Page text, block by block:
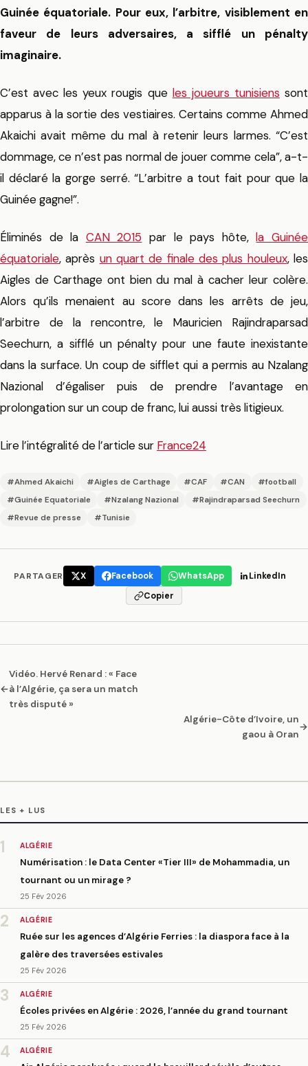
Guinée équatoriale. Pour eux, l’arbitre, visiblement en
faveur de leurs adversaires, a sifflé un pénalty
imaginaire.
C’est avec les yeux rougis que les joueurs tunisiens sont
apparus à la sortie des vestiaires. Certains comme Ahmed
Akaichi avait même du mal à retenir leurs larmes. “C’est
dommage, ce n’est pas normal de jouer comme cela”, a-t-
il déclaré la gorge serré. “L’arbitre a tout fait pour que la
Guinée gagne!”.
Éliminés de la CAN 2015 par le pays hôte,la Guinée
équatoriale, après un quart de finale des plus houleux, les
Aigles de Carthage ont bien du mal à cacher leur colère.
Alors qu’ils menaient au score dans les arrêts de jeu,
l’arbitre de la rencontre, le Mauricien Rajindraparsad
Seechurn, a sifflé un pénalty pour une faute inexistante
dans la surface. Un coup de sifflet qui a permis au Nzalang
Nazional d’égaliser puis de prendre l’avantage en
prolongation sur un coup de franc, lui aussi très litigieux.
Lire l’intégralité de l’article sur France24
#Ahmed Akaichi #Aigles de Carthage #CAF #CAN
#football
#Guinée Equatoriale
#Nzalang Nazional
#Rajindraparsad Seechurn
#Revue de presse
#Tunisie
PARTAGER X Facebook WhatsApp
LinkedIn
Copier
←
Vidéo. Hervé Renard : « Face
à l’Algérie, ça sera un match
très disputé »
Algérie-Côte d’Ivoire, un
gaou à Oran
→
LES + LUS
1 ALGÉRIE
Numérisation : le Data Center «Tier III» de Mohammadia, un
tournant ou un mirage ?
25 Fév 2026
2 ALGÉRIE
Ruée sur les agences d’Algérie Ferries : la diaspora face à la
galère des traversées estivales
25 Fév 2026
3 ALGÉRIE
Écoles privées en Algérie : 2026, l’année du grand tournant
25 Fév 2026
4 ALGÉRIE